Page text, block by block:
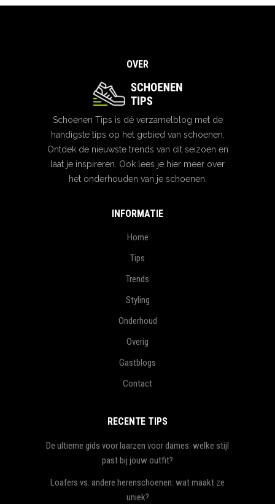
OVER
Schoenen Tips is dé verzamelblog met de
handigste tips op het gebied van schoenen.
Ontdek de nieuwste trends van dit seizoen en
laat je inspireren. Ook lees je hier meer over
het onderhouden van je schoenen.
INFORMATIE
Home
Tips
Trends
Styling
Onderhoud
Overig
Gastblogs
Contact
RECENTE TIPS
De ultieme gids voor laarzen voor dames: welke stijl
past bij jouw outfit?
Loafers vs. andere herenschoenen: wat maakt ze
uniek?